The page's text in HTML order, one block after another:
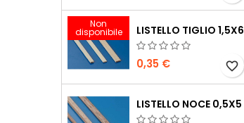
Non
disponibile LISTELLO TIGLIO 1,5X6
0,35 € favorite_border
LISTELLO NOCE 0,5X5